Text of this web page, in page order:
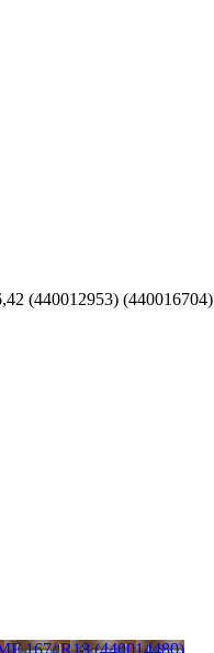
(440012953) (440016704)
167/ R18 (440014480)